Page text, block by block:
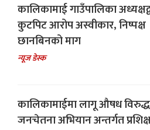
कालिकामाई गाउँपालिका
कुटपिट आरोप अस्वीकार, निष्पक्ष
छानबिनको माग
न्यूज डेस्क
कालिकामाईमा लागू औषध विरुद्ध
जनचेतना अभियान अन्तर्गत